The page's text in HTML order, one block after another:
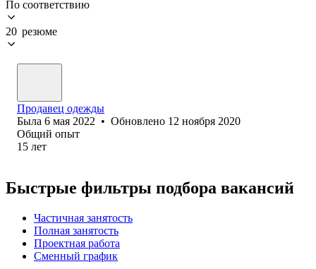
По соответствию
20 резюме
Продавец одежды
Была 6 мая 2022 • Обновлено 12 ноября 2020
Общий опыт
15 лет
Быстрые фильтры подбора вакансий
Частичная занятость
Полная занятость
Проектная работа
Сменный график